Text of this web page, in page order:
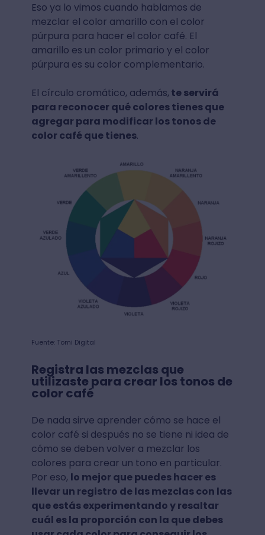
Eso ya lo vimos cuando hablamos de
mezclar el color amarillo con el color
púrpura para hacer el color café. El
amarillo es un color primario y el color
púrpura es su color complementario.
El círculo cromático, además, te servirá
para reconocer qué colores tienes que
agregar para modificar los tonos de
color café que tienes.
Fuente: Tomi Digital
Registra las mezclas que
utilizaste para crear los tonos de
color café
De nada sirve aprender cómo se hace el
color café si después no se tiene ni idea de
cómo se deben volver a mezclar los
colores para crear un tono en particular.
Por eso, lo mejor que puedes hacer es
llevar un registro de las mezclas con las
que estás experimentando y resaltar
cuál es la proporción con la que debes